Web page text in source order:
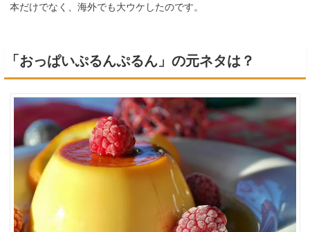
本だけでなく、海外でも大ウケしたのです。
「おっぱいぷるんぷるん」の元ネタは？